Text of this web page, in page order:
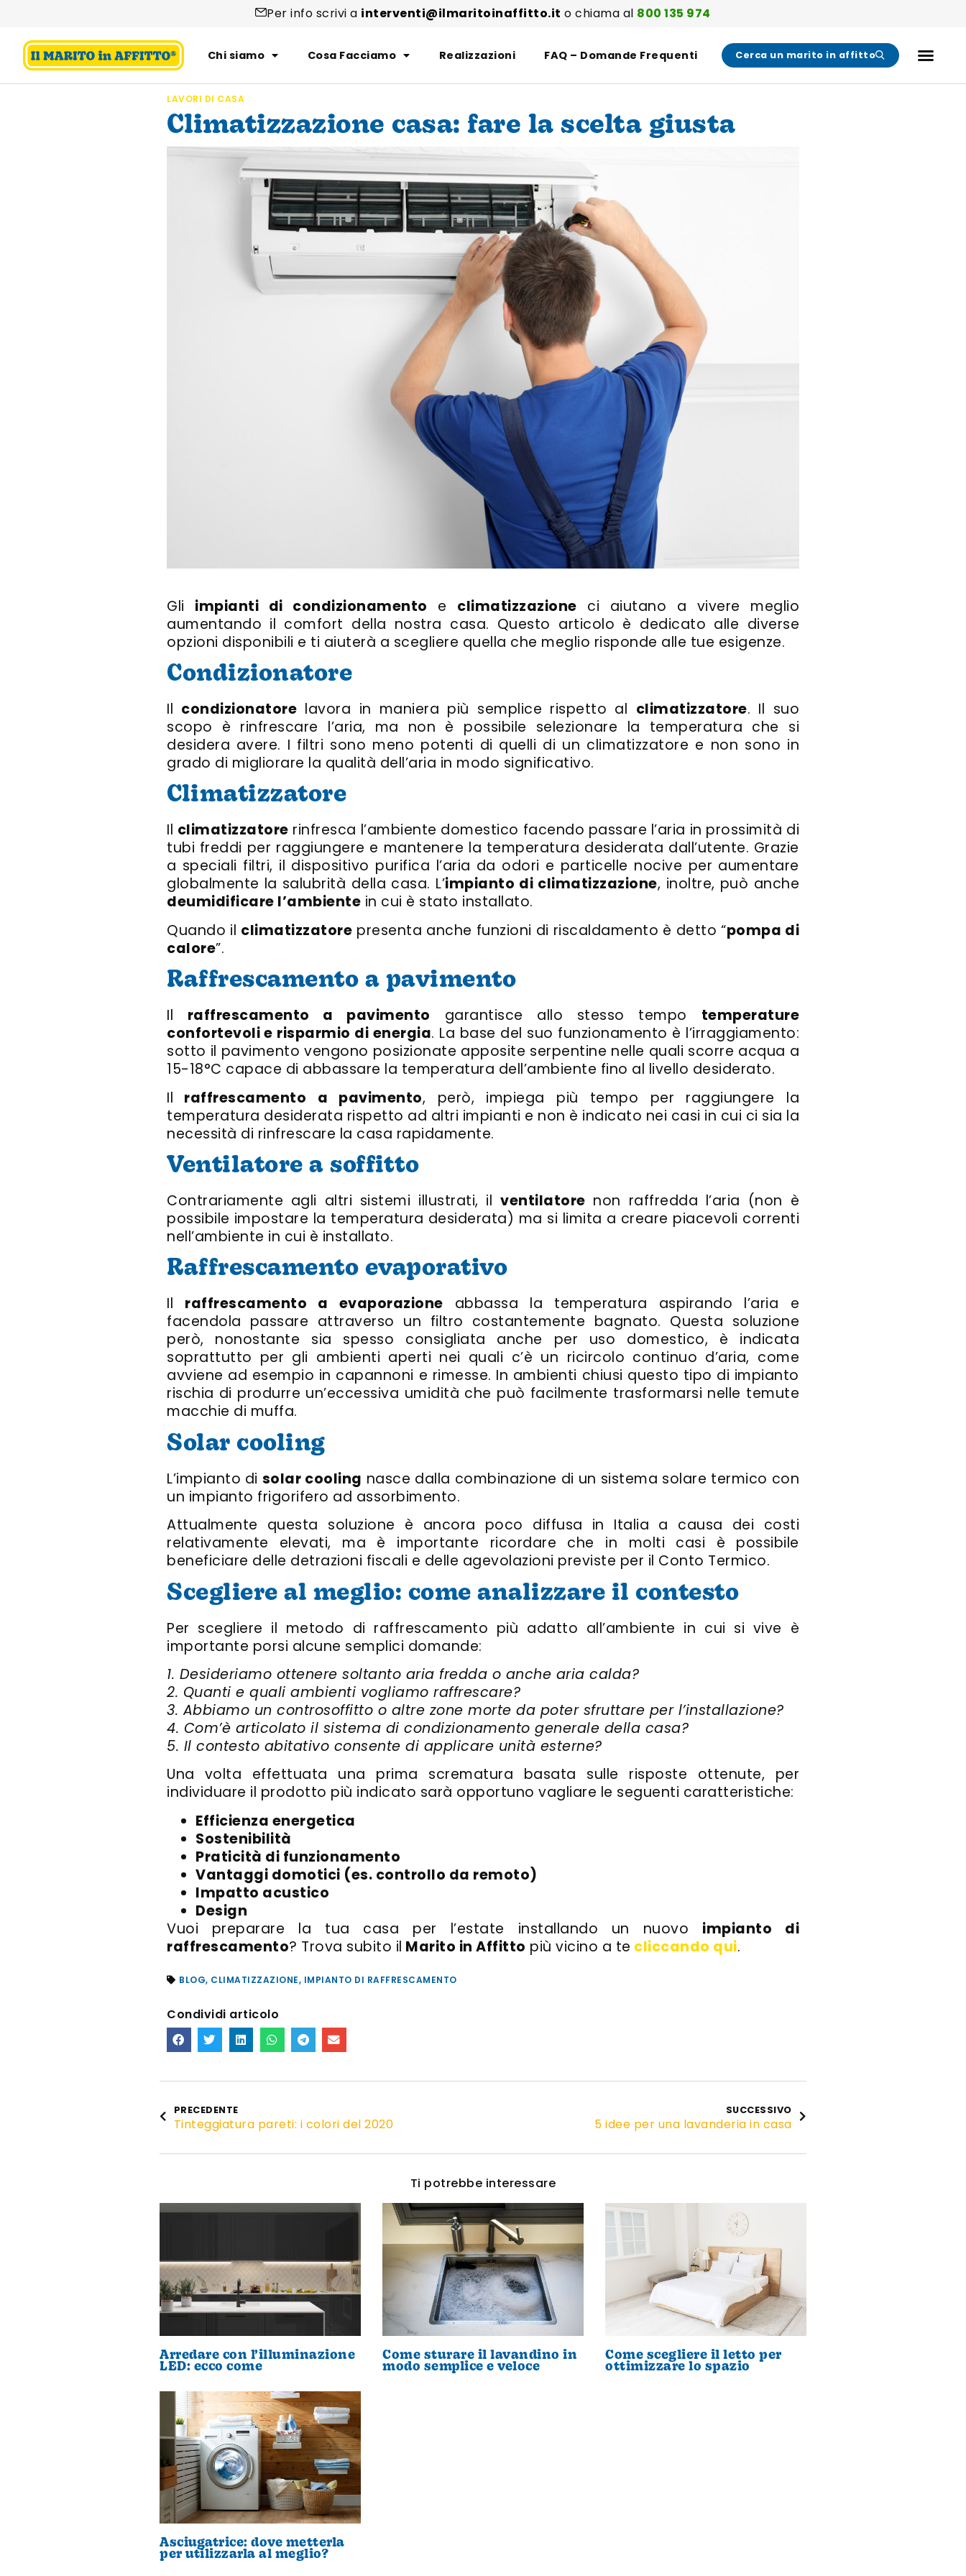
Per info scrivi a interventi@ilmaritoinaffitto.it o chiama al 800 135 974
Chi siamo Cosa Facciamo Realizzazioni FAQ – Domande Frequenti Cerca un marito in affitto
LAVORI DI CASA
Climatizzazione casa: fare la scelta giusta
Gli impianti di condizionamento e climatizzazione ci aiutano a vivere meglio
aumentando il comfort della nostra casa. Questo articolo è dedicato alle diverse
opzioni disponibili e ti aiuterà a scegliere quella che meglio risponde alle tue esigenze.
Condizionatore
Il condizionatore lavora in maniera più semplice rispetto al climatizzatore. Il suo
scopo è rinfrescare l’aria, ma non è possibile selezionare la temperatura che si
desidera avere. I filtri sono meno potenti di quelli di un climatizzatore e non sono in
grado di migliorare la qualità dell’aria in modo significativo.
Climatizzatore
Il climatizzatore rinfresca l’ambiente domestico facendo passare l’aria in prossimità di
tubi freddi per raggiungere e mantenere la temperatura desiderata dall’utente. Grazie
a speciali filtri, il dispositivo purifica l’aria da odori e particelle nocive per aumentare
globalmente la salubrità della casa. L’impianto di climatizzazione, inoltre, può anche
deumidificare l’ambiente in cui è stato installato.
Quando il climatizzatore presenta anche funzioni di riscaldamento è detto “pompa di
calore”.
Raffrescamento a pavimento
Il raffrescamento a pavimento garantisce allo stesso tempo temperature
confortevoli e risparmio di energia. La base del suo funzionamento è l’irraggiamento:
sotto il pavimento vengono posizionate apposite serpentine nelle quali scorre acqua a
15-18°C capace di abbassare la temperatura dell’ambiente fino al livello desiderato.
Il raffrescamento a pavimento, però, impiega più tempo per raggiungere la
temperatura desiderata rispetto ad altri impianti e non è indicato nei casi in cui ci sia la
necessità di rinfrescare la casa rapidamente.
Ventilatore a soffitto
Contrariamente agli altri sistemi illustrati, ilventilatore non raffredda l’aria (non è
possibile impostare la temperatura desiderata) ma si limita a creare piacevoli correnti
nell’ambiente in cui è installato.
Raffrescamento evaporativo
Il raffrescamento a evaporazione abbassa la temperatura aspirando l’aria e
facendola passare attraverso un filtro costantemente bagnato. Questa soluzione
però, nonostante sia spesso consigliata anche per uso domestico, è indicata
soprattutto per gli ambienti aperti nei quali c’è un ricircolo continuo d’aria, come
avviene ad esempio in capannoni e rimesse. In ambienti chiusi questo tipo di impianto
rischia di produrre un’eccessiva umidità che può facilmente trasformarsi nelle temute
macchie di muffa.
Solar cooling
L’impianto di solar cooling nasce dalla combinazione di un sistema solare termico con
un impianto frigorifero ad assorbimento.
Attualmente questa soluzione è ancora poco diffusa in Italia a causa dei costi
relativamente elevati, ma è importante ricordare che in molti casi è possibile
beneficiare delle detrazioni fiscali e delle agevolazioni previste per il Conto Termico.
Scegliere al meglio: come analizzare il contesto
Per scegliere il metodo di raffrescamento più adatto all’ambiente in cui si vive è
importante porsi alcune semplici domande:
1. Desideriamo ottenere soltanto aria fredda o anche aria calda?
2. Quanti e quali ambienti vogliamo raffrescare?
3. Abbiamo un controsoffitto o altre zone morte da poter sfruttare per l’installazione?
4. Com’è articolato il sistema di condizionamento generale della casa?
5. Il contesto abitativo consente di applicare unità esterne?
Una volta effettuata una prima scrematura basata sulle risposte ottenute, per
individuare il prodotto più indicato sarà opportuno vagliare le seguenti caratteristiche:
Efficienza energetica
Sostenibilità
Praticità di funzionamento
Vantaggi domotici (es. controllo da remoto)
Impatto acustico
Design
Vuoi preparare la tua casa per l’estate installando un nuovo impianto di
raffrescamento? Trova subito il Marito in Affitto più vicino a te cliccando qui.
BLOG, CLIMATIZZAZIONE, IMPIANTO DI RAFFRESCAMENTO
Condividi articolo
PRECEDENTE
Tinteggiatura pareti: i colori del 2020
SUCCESSIVO
5 idee per una lavanderia in casa
Ti potrebbe interessare
Arredare con l’illuminazione
LED: ecco come
Come sturare il lavandino in
modo semplice e veloce
Come scegliere il letto per
ottimizzare lo spazio
Asciugatrice: dove metterla
per utilizzarla al meglio?